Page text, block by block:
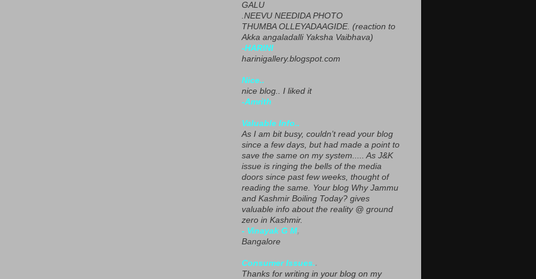
GALU
.NEEVU NEEDIDA PHOTO
THUMBA OLLEYADAAGIDE. (reaction to
Akka angaladalli Yaksha Vaibhava)
-HARINI
harinigallery.blogspot.com
Nice..
nice blog.. I liked it
-Amrith
Valuable Info..
As I am bit busy, couldn’t read your blog
since a few days, but had made a point to
save the same on my system..... As J&K
issue is ringing the bells of the media
doors since past few weeks, thought of
reading the same. Your blog Why Jammu
and Kashmir Boiling Today? gives
valuable info about the reality @ ground
zero in Kashmir.
- Vinayak G M,
Bangalore
Consumer Issues..
Thanks for writing in your blog on my